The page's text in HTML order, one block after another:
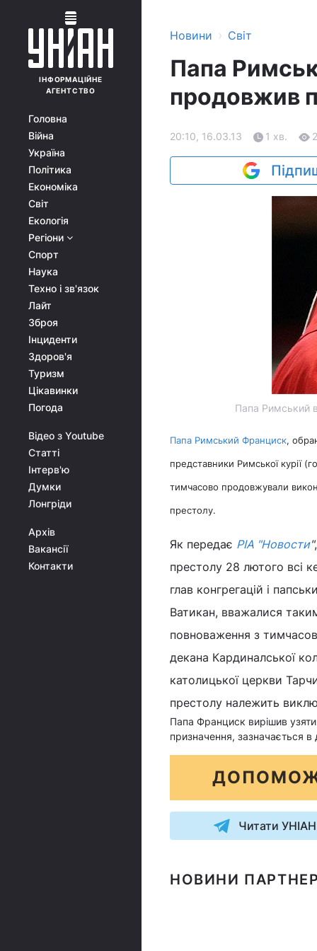
ІНФОРМАЦІЙНЕ
АГЕНТСТВО
Головна
Війна
Україна
Політика
Економіка
Світ
Екологія
Регіони
Спорт
Наука
Техно і зв'язок
Лайт
Зброя
Інциденти
Здоров'я
Туризм
Цікавинки
Погода
Відео з Youtube
Статті
Інтерв'ю
Думки
Лонгріди
Архів
Вакансії
Контакти
Новини › Світ
Папа
продовжив
20:10, 16.03.13 1 хв.
Папа Римський
Папа Римський Франциск,
представники Римської курії
тимчасово продовжували
престолу.
Як передає РІА "Новости"
престолу 28 лютого всі
глав конгрегацій і
Ватикан, вважалися
повноваження з
декана Кардиналської
католицької церкви
престолу належить
Папа Франциск вирішив
призначення, зазначається в
Читати
НОВИНИ